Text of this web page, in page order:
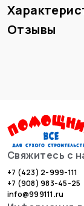
Отзывы
Свяжитесь с
+7 (423) 2-999-111
+7 (908) 983-45-25
info@999111.ru